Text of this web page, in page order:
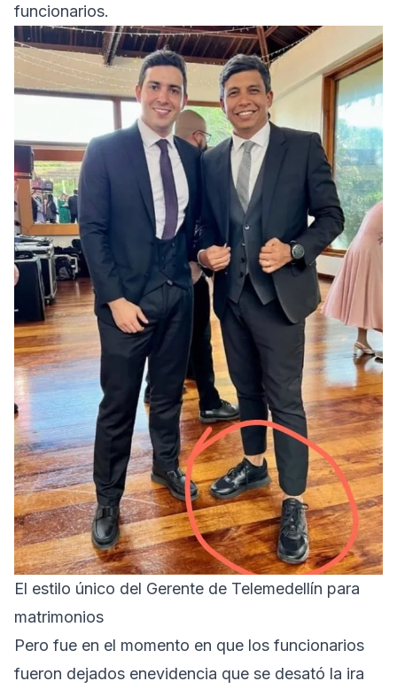
funcionarios.
El estilo único del Gerente de Telemedellín para
matrimonios
Pero fue en el momento en que los funcionarios
fueron dejados enevidencia que se desató la ira